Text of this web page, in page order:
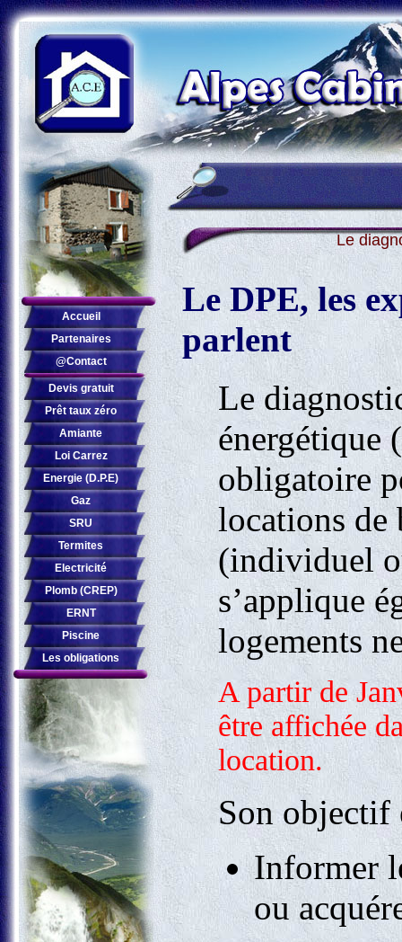
Accueil
Partenaires
@Contact
Devis gratuit
Prêt taux zéro
Amiante
Loi Carrez
Energie (D.P.E)
Gaz
SRU
Termites
Electricité
Plomb (CREP)
ERNT
Piscine
Les obligations
Le
Le DPE, les
parlent
Le
énergétique
obligatoire
locations de
(individuel
s’applique
logements
A partir de
être affichée
location.
Son objectif
Informer
ou